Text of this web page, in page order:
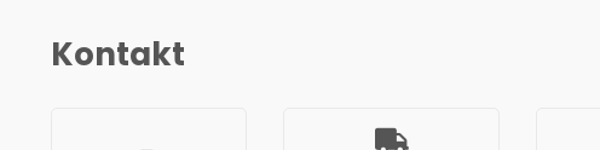
Kontakt